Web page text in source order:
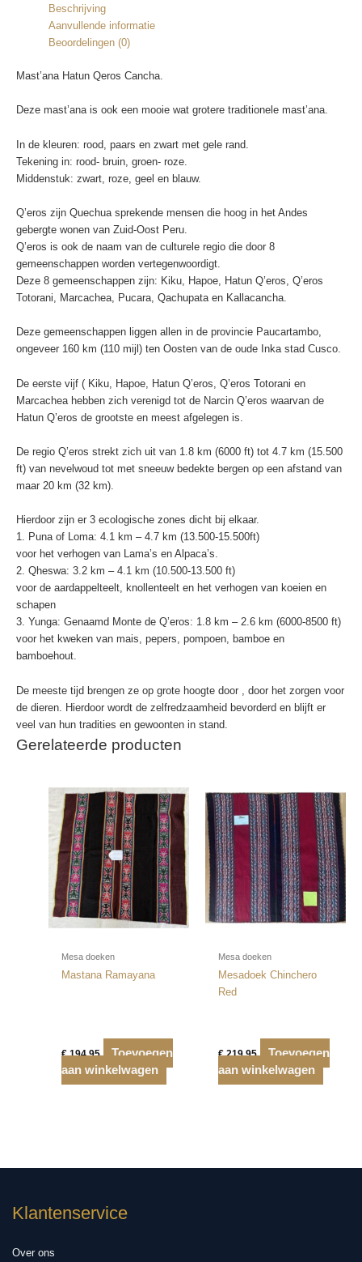
Beschrijving
Aanvullende informatie
Beoordelingen (0)
Mast’ana Hatun Qeros Cancha.
Deze mast’ana is ook een mooie wat grotere traditionele mast’ana.
In de kleuren: rood, paars en zwart met gele rand.
Tekening in: rood- bruin, groen- roze.
Middenstuk: zwart, roze, geel en blauw.
Q’eros zijn Quechua sprekende mensen die hoog in het Andes
gebergte wonen van Zuid-Oost Peru.
Q’eros is ook de naam van de culturele regio die door 8
gemeenschappen worden vertegenwoordigt.
Deze 8 gemeenschappen zijn: Kiku, Hapoe, Hatun Q’eros, Q’eros
Totorani, Marcachea, Pucara, Qachupata en Kallacancha.
Deze gemeenschappen liggen allen in de provincie Paucartambo,
ongeveer 160 km (110 mijl) ten Oosten van de oude Inka stad Cusco.
De eerste vijf ( Kiku, Hapoe, Hatun Q’eros, Q’eros Totorani en
Marcachea hebben zich verenigd tot de Narcin Q’eros waarvan de
Hatun Q’eros de grootste en meest afgelegen is.
De regio Q’eros strekt zich uit van 1.8 km (6000 ft) tot 4.7 km (15.500
ft) van nevelwoud tot met sneeuw bedekte bergen op een afstand van
maar 20 km (32 km).
Hierdoor zijn er 3 ecologische zones dicht bij elkaar.
1. Puna of Loma: 4.1 km – 4.7 km (13.500-15.500ft)
voor het verhogen van Lama’s en Alpaca’s.
2. Qheswa: 3.2 km – 4.1 km (10.500-13.500 ft)
voor de aardappelteelt, knollenteelt en het verhogen van koeien en
schapen
3. Yunga: Genaamd Monte de Q’eros: 1.8 km – 2.6 km (6000-8500 ft)
voor het kweken van mais, pepers, pompoen, bamboe en
bamboehout.
De meeste tijd brengen ze op grote hoogte door , door het zorgen voor
de dieren. Hierdoor wordt de zelfredzaamheid bevorderd en blijft er
veel van hun tradities en gewoonten in stand.
Gerelateerde producten
Mesa doeken
Mastana Ramayana
€194,95
Toevoegen
aan winkelwagen
Mesa doeken
Mesadoek Chinchero
Red
€219,95
Toevoegen
aan winkelwagen
Klantenservice
Over ons